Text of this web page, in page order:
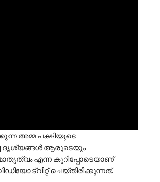
അമ്മ പക്ഷിയുടെ
ദൃശ്യങ്ങള്‍ ആരുടെയും
എന്ന കുറിപ്പോടെയാണ്
ട്വീറ്റ് ചെയ്തിരിക്കുന്നത്.